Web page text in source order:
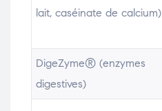
lait, caséinate de calcium)
DigeZyme® (enzymes
digestives)